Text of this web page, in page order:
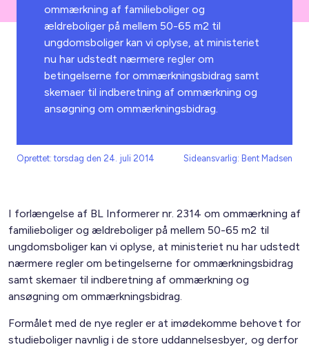
ommærkning af familieboliger og
ældreboliger på mellem 50-65 m2 til
ungdomsboliger kan vi oplyse, at ministeriet
nu har udstedt nærmere regler om
betingelserne for ommærkningsbidrag samt
skemaer til indberetning af ommærkning og
ansøgning om ommærkningsbidrag.
Oprettet: torsdag den 24. juli 2014 Sideansvarlig: Bent Madsen
I forlængelse af BL Informerer nr. 2314 om ommærkning af
familieboliger og ældreboliger på mellem 50-65 m2 til
ungdomsboliger kan vi oplyse, at ministeriet nu har udstedt
nærmere regler om betingelserne for ommærkningsbidrag
samt skemaer til indberetning af ommærkning og
ansøgning om ommærkningsbidrag.
Formålet med de nye regler er at imødekomme behovet for
studieboliger navnlig i de store uddannelsesbyer, og derfor